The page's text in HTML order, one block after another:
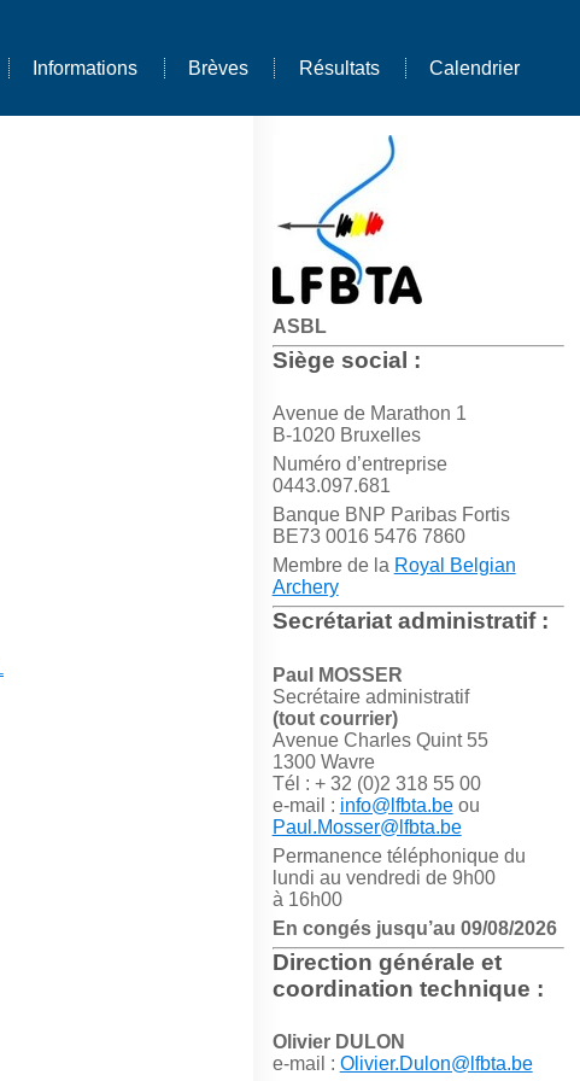
Informations Brèves Résultats Calendrier
ASBL
Siège social :
Avenue de Marathon 1
B-1020 Bruxelles
Numéro d’entreprise
0443.097.681
Banque BNP Paribas Fortis
BE73 0016 5476 7860
Membre de la Royal Belgian
Archery
Secrétariat administratif :
Paul MOSSER
Secrétaire administratif
(tout courrier)
Avenue Charles Quint 55
1300 Wavre
Tél : + 32 (0)2 318 55 00
e-mail : info@lfbta.beou
Paul.Mosser@lfbta.be
Permanence téléphonique du
lundi au vendredi de 9h00
à 16h00
En congés jusqu’au 09/08/2026
Direction générale et
coordination technique :
Olivier DULON
e-mail : Olivier.Dulon@lfbta.be